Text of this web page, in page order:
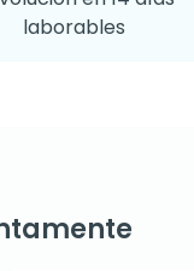
laborables